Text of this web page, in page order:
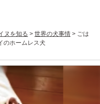
ヌを知る > 世界の犬事情 > ごは
のホームレス犬